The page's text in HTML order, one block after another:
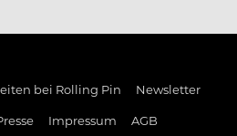
bei Rolling Pin
Newsletter
Impressum
AGB